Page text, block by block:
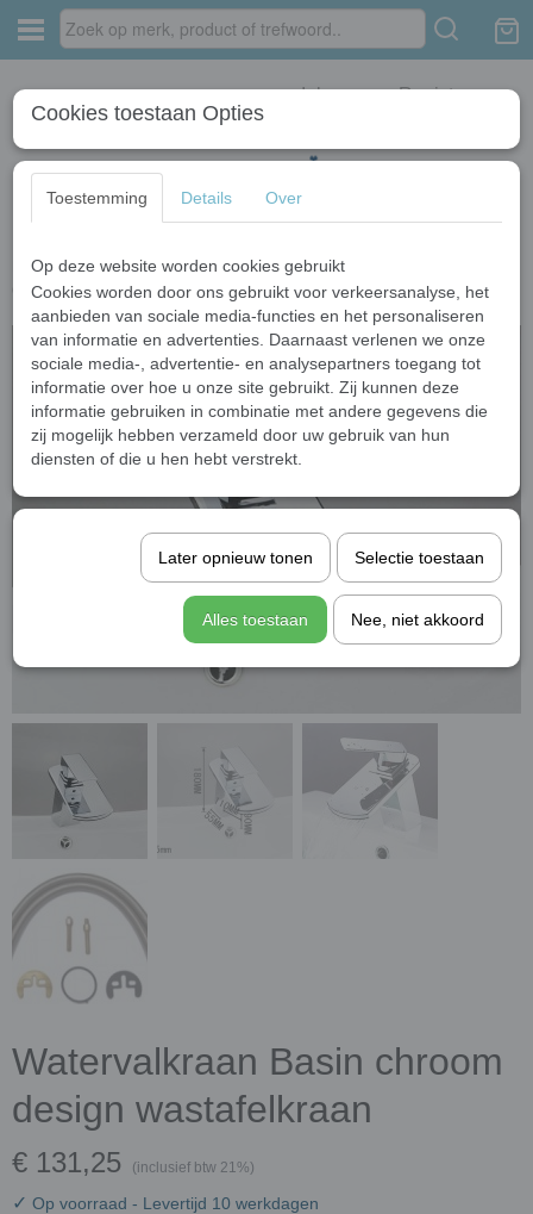
Inloggen Registreren
Home › Wastafelkranen › Chroom kranen › Watervalkraan Basin chroom
design wastafelkraan
Watervalkraan Basin chroom
design wastafelkraan
€ 131,25 (inclusief btw 21%)
✓ Op voorraad - Levertijd 10 werkdagen
Cookies toestaan Opties
Toestemming Details Over
Op deze website worden cookies gebruikt
Cookies worden door ons gebruikt voor verkeersanalyse, het
aanbieden van sociale media-functies en het personaliseren
van informatie en advertenties. Daarnaast verlenen we onze
sociale media-, advertentie- en analysepartners toegang tot
informatie over hoe u onze site gebruikt. Zij kunnen deze
informatie gebruiken in combinatie met andere gegevens die
zij mogelijk hebben verzameld door uw gebruik van hun
diensten of die u hen hebt verstrekt.
Later opnieuw tonen Selectie toestaan
Alles toestaan Nee, niet akkoord